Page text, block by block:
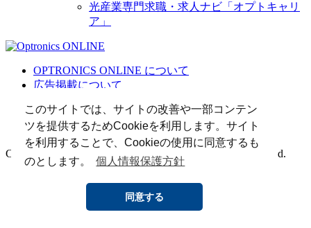
このサイトでは、サイトの改善や一部コンテン
ツを提供するためCookieを利用します。サイト
を利用することで、Cookieの使用に同意するも
のとします。
個人情報保護方針
同意する
光産業専門求職・求人ナビ「オプトキャリ
ア」
OPTRONICS ONLINE について
広告掲載について
個人情報
光関連リンク集
Copyright (C) 2025 The Optronics Co., Ltd. All rights reserved.